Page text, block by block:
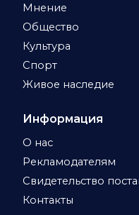
Мнение
Общество
Культура
Спорт
Живое наследие
Информация
О нас
Рекламодателям
Свидетельство
Контакты